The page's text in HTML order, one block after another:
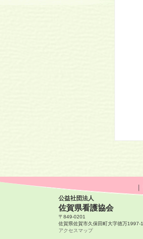
｜
公益社団法人
佐賀県看護協会
〒849-0201
佐賀県佐賀市久保田町大字徳万1997-1
アクセスマップ